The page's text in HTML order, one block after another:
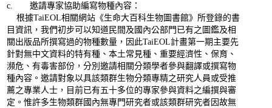
c. 邀請專家協助編寫物種內容：
根據TaiEOL相關網站《生命大百科生物圖書館》所登錄的書
目資訊，我們初步可以知道民間及國內公部門已有之圖鑑及相
關出版品所撰寫過的物種數量，因此TaiEOL計畫第一期主要先
針對無中文資料的特有種、本土常見種、重要經濟性、保育、
瀕危、有毒害部份，分別邀請相關分類學者參與翻譯或撰寫物
種內容。邀請對象以具該類群生物分類專精之研究人員或受推
薦之專業人士，目前已有五十多位的專家參與資料之編撰與審
定。惟許多生物類群國內無專門研究者或該類群研究者因故無